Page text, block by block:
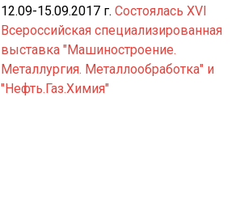
12.09-15.09.2017 г. Состоялась XVI
Всероссийская специализированная
выставка "Машиностроение.
Металлургия. Металлообработка" и
"Нефть.Газ.Химия"